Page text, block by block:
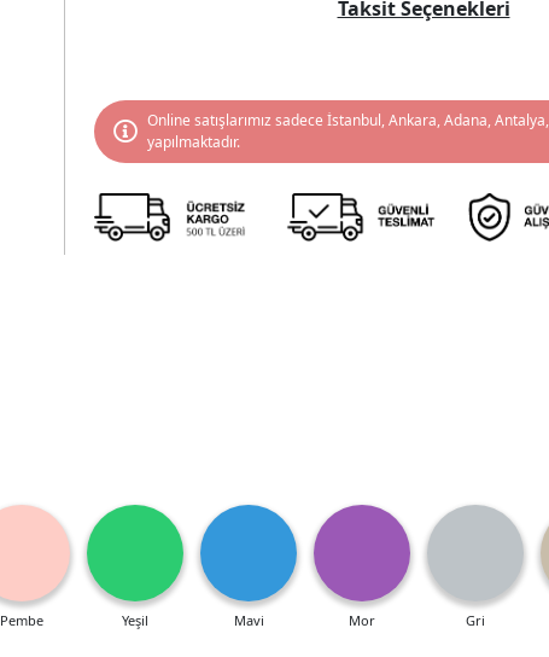
Taksit Seçenekleri
Online satışlarımız sadece İstanbul, Ankara, Adana,
yapılmaktadır.
Pembe Yeşil Mavi Mor Gri